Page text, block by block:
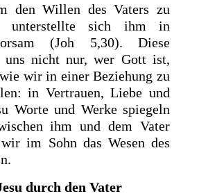
den Willen des Vaters zu
unterstellte sich ihm in
(Joh 5,30). Diese
uns nicht nur, wer Gott ist,
wir in einer Beziehung zu
in Vertrauen, Liebe und
Worte und Werke spiegeln
ihm und dem Vater
im Sohn das Wesen des
durch den Vater